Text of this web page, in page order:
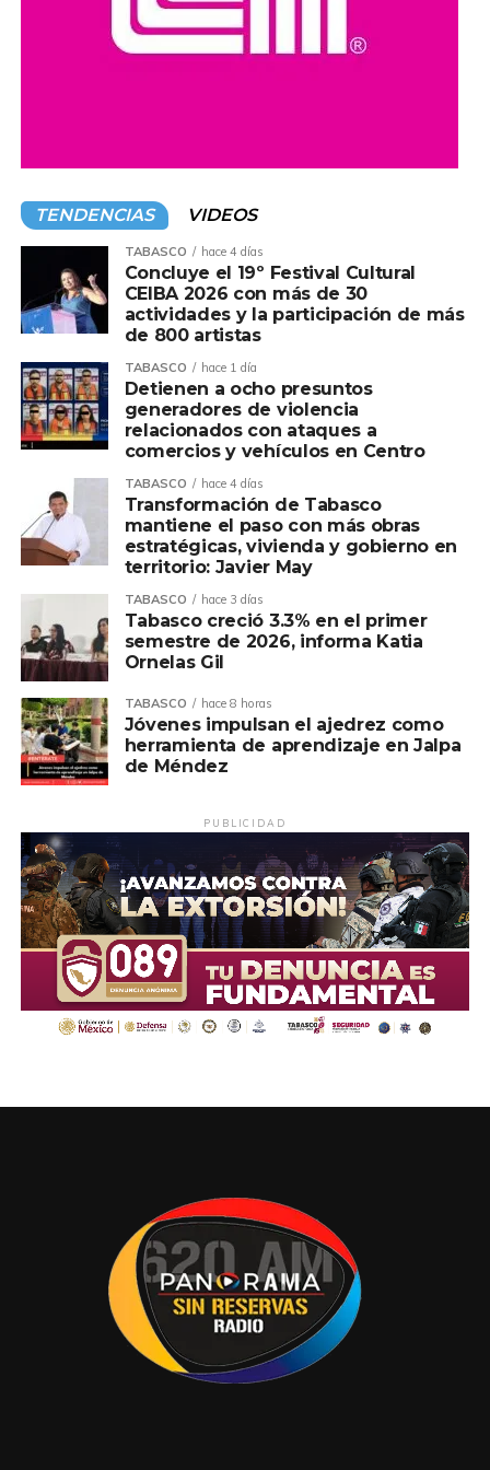
TENDENCIAS VIDEOS
TABASCO hace 4 días
Concluye el 19º Festival Cultural
CEIBA 2026 con más de 30
actividades y la participación de más
de 800 artistas
TABASCO hace 1 día
Detienen a ocho presuntos
generadores de violencia
relacionados con ataques a
comercios y vehículos en Centro
TABASCO hace 4 días
Transformación de Tabasco
mantiene el paso con más obras
estratégicas, vivienda y gobierno en
territorio: Javier May
TABASCO hace 3 días
Tabasco creció 3.3% en el primer
semestre de 2026, informa Katia
Ornelas Gil
TABASCO hace 8 horas
Jóvenes impulsan el ajedrez como
herramienta de aprendizaje en Jalpa
de Méndez
PUBLICIDAD